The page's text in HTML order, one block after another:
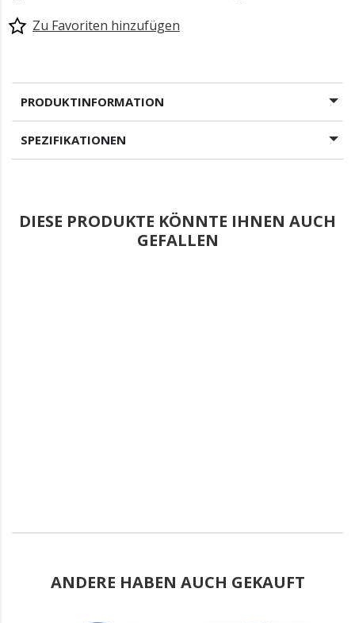
Zu Favoriten hinzufügen
PRODUKTINFORMATION
SPEZIFIKATIONEN
DIESE PRODUKTE KÖNNTE IHNEN AUCH
GEFALLEN
ANDERE HABEN AUCH GEKAUFT